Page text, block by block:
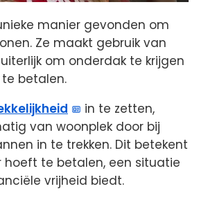
manier gevonden om
Ze maakt gebruik van
om onderdak te krijgen
betalen.
in te zetten,
van woonplek door bij
in te trekken. Dit betekent
hoeft te betalen, een situatie
vrijheid biedt.